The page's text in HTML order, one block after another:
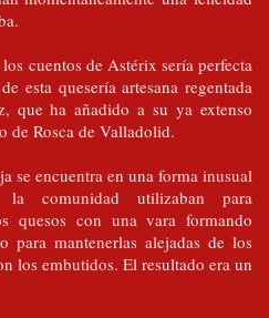
cuentos de Astérix sería perfecta
esta quesería artesana regentada
que ha añadido a su ya extenso
de Rosca de Valladolid.
se encuentra en una forma inusual
comunidad utilizaban para
quesos con una vara formando
para mantenerlas alejadas de los
los embutidos. El resultado era un